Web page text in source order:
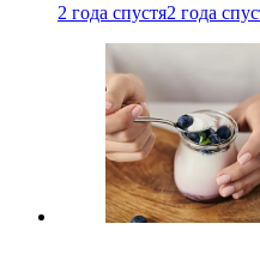
2 года спустя2 года